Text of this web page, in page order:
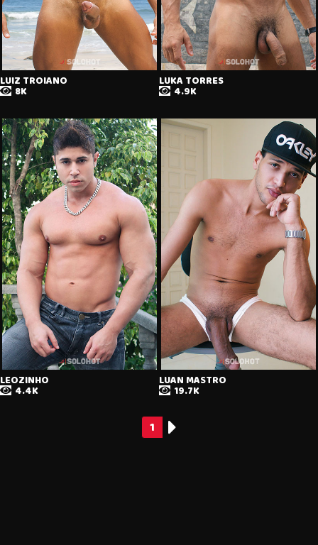
LUIZ TROIANO
8K
LUKA TORRES
4.9K
LEOZINHO
4.4K
LUAN MASTRO
19.7K
1